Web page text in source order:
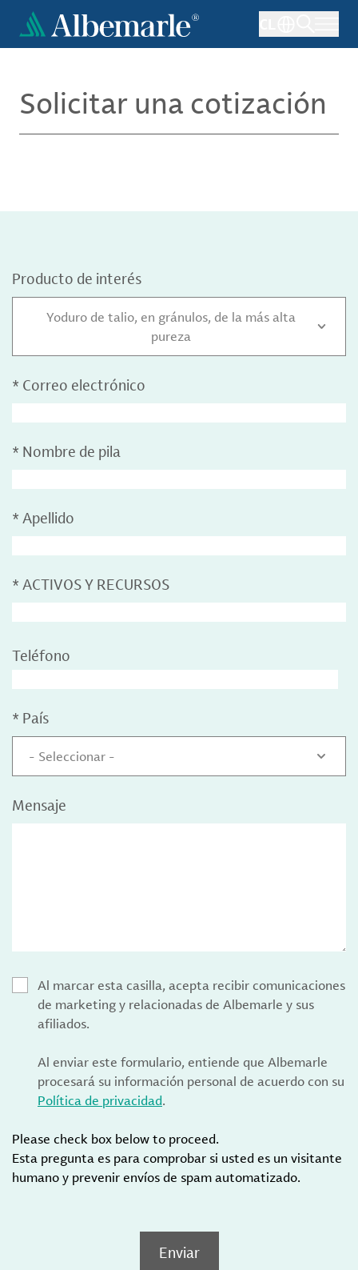
Pasar
contenido
Solicitar una cotización
Producto de interés
Yoduro de talio, en gránulos, de la más alta
pureza
* Correo electrónico
* Nombre de pila
* Apellido
* ACTIVOS Y RECURSOS
Teléfono
* País
- Seleccionar -
Mensaje
Al marcar esta casilla, acepta recibir comunicaciones
de marketing y relacionadas de Albemarle y sus
afiliados.
Al enviar este formulario, entiende que Albemarle
procesará su información personal de acuerdo con su
Política de privacidad.
Please check box below to proceed.
Esta pregunta es para comprobar si usted es un visitante
humano y prevenir envíos de spam automatizado.
Enviar